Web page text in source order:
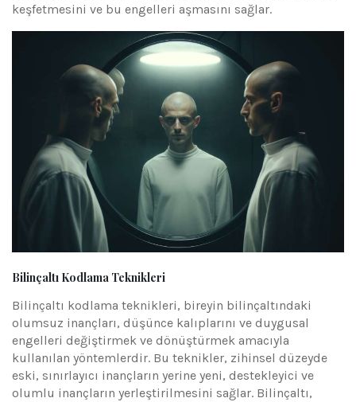
keşfetmesini ve bu engelleri aşmasını sağlar.
Bilinçaltı Kodlama Teknikleri
Bilinçaltı kodlama teknikleri, bireyin bilinçaltındaki
olumsuz inançları, düşünce kalıplarını ve duygusal
engelleri değiştirmek ve dönüştürmek amacıyla
kullanılan yöntemlerdir. Bu teknikler, zihinsel düzeyde
eski, sınırlayıcı inançların yerine yeni, destekleyici ve
olumlu inançların yerleştirilmesini sağlar. Bilinçaltı,